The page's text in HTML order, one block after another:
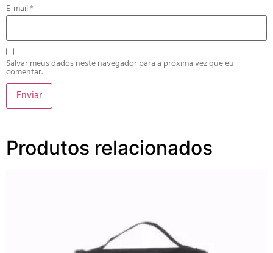
E-mail*
Salvar meus dados neste navegador para a próxima vez que eu
comentar.
Produtos relacionados